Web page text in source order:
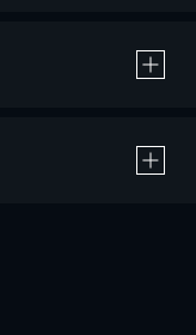
品の購入 / レンタルです。